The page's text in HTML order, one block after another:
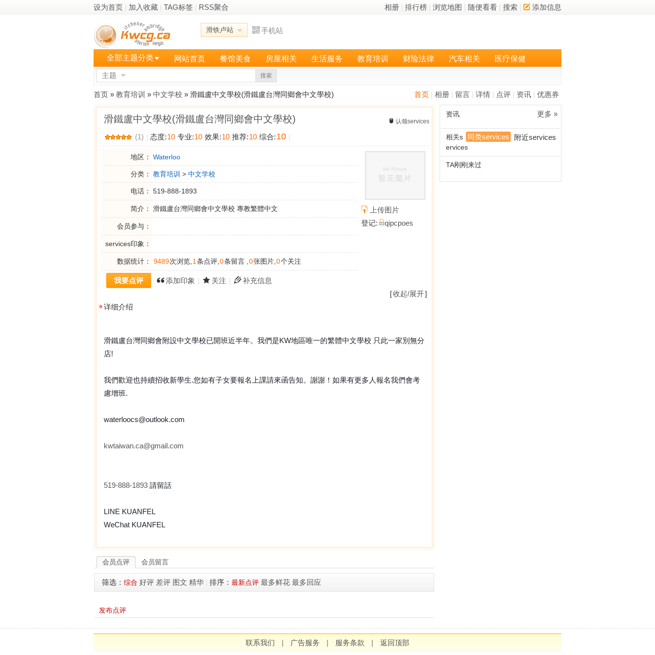
设为首页 加入收藏 TAG标签 RSS聚合 相册 排行榜 浏览地图 随便看看 搜索 添加信息
滑铁卢站 手机站
全部主题分类 网站首页 餐馆美食 房屋相关 生活服务 教育培训 财险法律 汽车相关 医疗保健
主题 搜索
首页 相册 留言 详情 点评 资讯 优惠券
首页 » 教育培训 » 中文学校 » 滑鐵盧中文學校(滑鐵盧台灣同鄉會中文學校)
滑鐵盧中文學校(滑鐵盧台灣同鄉會中文學校) 认领services
(1) 态度:10 专业:10 效果:10 推荐:10 综合:10
地区： Waterloo
分类： 教育培训 > 中文学校
电话： 519-888-1893
简介： 滑鐵盧台灣同鄉會中文學校 專教繁體中文
会员参与：
services印象：
数据统计： 9489次浏览, 1 条点评, 0条留言 , 0张图片, 0个关注
我要点评 添加印象 关注 补充信息
上传图片
登记:
qipcpoes
[收起/展开]
详细介绍
滑鐵盧台灣同鄉會附設中文學校已開班近半年。我們是KW地區唯一的繁體中文學校 只此一家別無分
店!
我們歡迎也持續招收新學生.您如有子女要報名上課請來函告知。謝謝！如果有更多人報名我們會考
慮增班.
waterloocs@outlook.com
kwtaiwan.ca@gmail.com
519-888-1893 請留話
LINE KUANFEL
WeChat KUANFEL
会员点评 会员留言
筛选： 综合 好评 差评 图文 精华 排序： 最新点评 最多鲜花 最多回应
发布点评
更多 »
资讯
同类services 附近services
相关s
ervices
TA刚刚来过
联系我们 | 广告服务 | 服务条款 | 返回顶部